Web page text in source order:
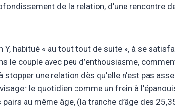
de la relation, d’une rencontre
Y, habitué « au tout tout de suite », à se
le couple avec peu d’enthousiasme,
stopper une relation dès qu’elle n’est pas
le quotidien comme un frein à
au même âge, (la tranche d’âge des